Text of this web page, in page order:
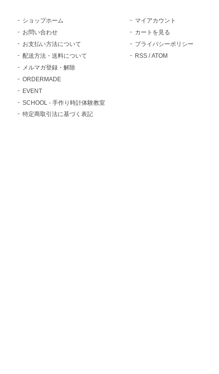
ショップホーム
お問い合わせ
お支払い方法について
配送方法・送料について
メルマガ登録・解除
ORDERMADE
EVENT
SCHOOL - 手作り時計体験教室
特定商取引法に基づく表記
マイアカウント
カートを見る
プライバシーポリシー
RSS /ATOM